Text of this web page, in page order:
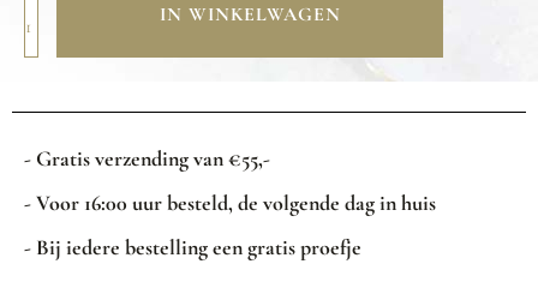
IN WINKELWAGEN
- Gratis verzending van €55,-
- Voor 16:00 uur besteld, de volgende dag in huis
- Bij iedere bestelling een gratis proefje